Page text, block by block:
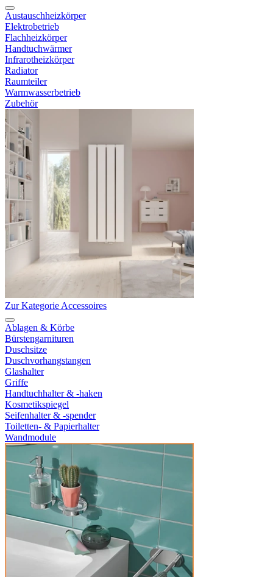
Austauschheizkörper
Elektrobetrieb
Flachheizkörper
Handtuchwärmer
Infrarotheizkörper
Radiator
Raumteiler
Warmwasserbetrieb
Zubehör
Zur Kategorie Accessoires
Ablagen & Körbe
Bürstengarnituren
Duschsitze
Duschvorhangstangen
Glashalter
Griffe
Handtuchhalter & -haken
Kosmetikspiegel
Seifenhalter & -spender
Toiletten- & Papierhalter
Wandmodule